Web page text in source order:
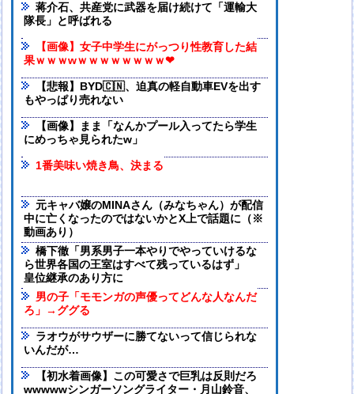
蒋介石、共産党に武器を届け続けて「運輸大
隊長」と呼ばれる
【画像】女子中学生にがっつり性教育した結
果ｗｗｗwｗｗｗｗｗｗｗｗ❤
【悲報】BYD🇨🇳、迫真の軽自動車EVを出す
もやっぱり売れない
【画像】まま「なんかプール入ってたら学生
にめっちゃ見られたw」
1番美味い焼き鳥、決まる
元キャバ嬢のMINAさん（みなちゃん）が配信
中に亡くなったのではないかとX上で話題に（※
動画あり）
橋下徹「男系男子一本やりでやっていけるな
ら世界各国の王室はすべて残っているはず」
皇位継承のあり方に
男の子「モモンガの声優ってどんな人なんだ
ろ」→ググる
ラオウがサウザーに勝てないって信じられな
いんだが…
【初水着画像】この可愛さで巨乳は反則だろ
wwwwwシンガーソングライター・月山鈴音、